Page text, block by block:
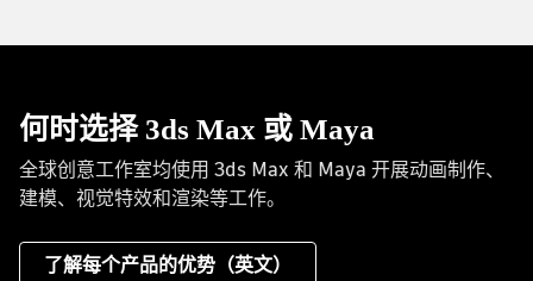
何时选择 3ds Max 或 Maya
全球创意工作室均使用 3ds Max 和 Maya 开展动画制作、
建模、视觉特效和渲染等工作。
了解每个产品的优势（英文）